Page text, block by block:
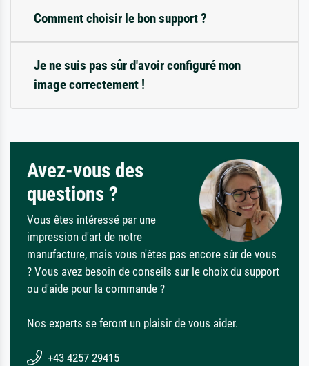
Comment choisir le bon support ?
Je ne suis pas sûr d'avoir configuré mon
image correctement !
Avez-vous des
questions ?
Vous êtes intéressé par une
impression d'art de notre
manufacture, mais vous n'êtes pas encore sûr de vous
? Vous avez besoin de conseils sur le choix du support
ou d'aide pour la commande ?
Nos experts se feront un plaisir de vous aider.
+43 4257 29415